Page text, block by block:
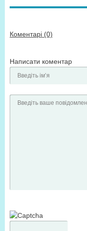
Коментарі (0)
Написати коментар